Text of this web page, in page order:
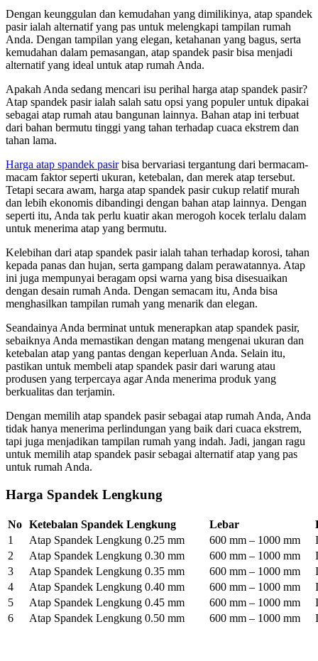
Dengan keunggulan dan kemudahan yang dimilikinya, atap spandek
pasir ialah alternatif yang pas untuk melengkapi tampilan rumah
Anda. Dengan tampilan yang elegan, ketahanan yang bagus, serta
kemudahan dalam pemasangan, atap spandek pasir bisa menjadi
alternatif yang ideal untuk atap rumah Anda.
Apakah Anda sedang mencari isu perihal harga atap spandek pasir?
Atap spandek pasir ialah salah satu opsi yang populer untuk dipakai
sebagai atap rumah atau bangunan lainnya. Bahan atap ini terbuat
dari bahan bermutu tinggi yang tahan terhadap cuaca ekstrem dan
tahan lama.
Harga atap spandek pasirbisa bervariasi tergantung dari bermacam-
macam faktor seperti ukuran, ketebalan, dan merek atap tersebut.
Tetapi secara awam, harga atap spandek pasir cukup relatif murah
dan lebih ekonomis dibandingi dengan bahan atap lainnya. Dengan
seperti itu, Anda tak perlu kuatir akan merogoh kocek terlalu dalam
untuk menerima atap yang bermutu.
Kelebihan dari atap spandek pasir ialah tahan terhadap korosi, tahan
kepada panas dan hujan, serta gampang dalam perawatannya. Atap
ini juga mempunyai beragam opsi warna yang bisa disesuaikan
dengan desain rumah Anda. Dengan semacam itu, Anda bisa
menghasilkan tampilan rumah yang menarik dan elegan.
Seandainya Anda berminat untuk menerapkan atap spandek pasir,
sebaiknya Anda memastikan dengan matang mengenai ukuran dan
ketebalan atap yang pantas dengan keperluan Anda. Selain itu,
pastikan untuk membeli atap spandek pasir dari warung atau
produsen yang terpercaya agar Anda menerima produk yang
berkualitas dan terjamin.
Dengan memilih atap spandek pasir sebagai atap rumah Anda, Anda
tidak hanya menerima perlindungan yang baik dari cuaca ekstrem,
tapi juga menjadikan tampilan rumah yang indah. Jadi, jangan ragu
untuk memilih atap spandek pasir sebagai alternatif atap yang pas
untuk rumah Anda.
Harga Spandek Lengkung
No Ketebalan Spandek Lengkung Lebar
1
Atap Spandek Lengkung 0.25 mm 600 mm – 1000 mm
2
Atap Spandek Lengkung 0.30 mm 600 mm – 1000 mm
3
Atap Spandek Lengkung 0.35 mm 600 mm – 1000 mm
4
Atap Spandek Lengkung 0.40 mm 600 mm – 1000 mm
5
Atap Spandek Lengkung 0.45 mm 600 mm – 1000 mm
6
Atap Spandek Lengkung 0.50 mm 600 mm – 1000 mm